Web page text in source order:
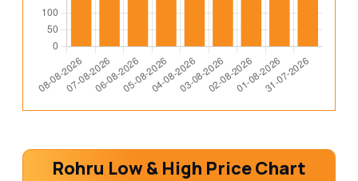
Rohru Low & High Price Chart